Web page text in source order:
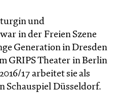
und
in der Freien Szene
Generation in Dresden
GRIPS Theater in Berlin
17 arbeitet sie als
Schauspiel Düsseldorf.